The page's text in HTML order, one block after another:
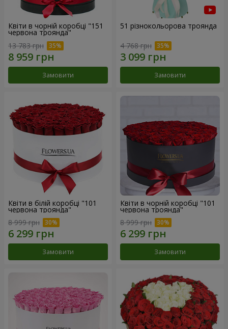
Квіти в чорній коробці "151
червона троянда"
13 783 грн
Замовити
51 різнокольорова троянда
4 768 грн
Замовити
Квіти в білій коробці "101
червона троянда"
8 999 грн
Замовити
Квіти в чорній коробці "101
червона троянда"
8 999 грн
Замовити